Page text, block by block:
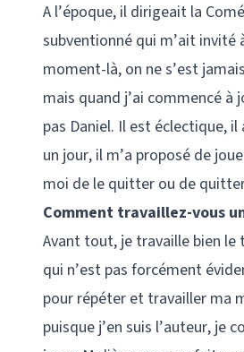
A l’époque, il dirigeait la
subventionné qui m’ait invité
moment-là, on ne s’est
mais quand j’ai commencé
pas Daniel. Il est éclectique,
un jour, il m’a proposé de
moi de le quitter ou de
Comment travaillez-vous
Avant tout, je travaille bien le
qui n’est pas forcément
pour répéter et travailler ma
puisque j’en suis l’auteur, je